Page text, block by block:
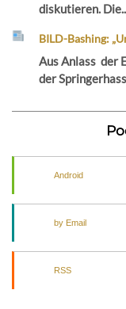
diskutieren.
BILD-Bashing:
Aus Anlass der
der
Android
by Email
RSS